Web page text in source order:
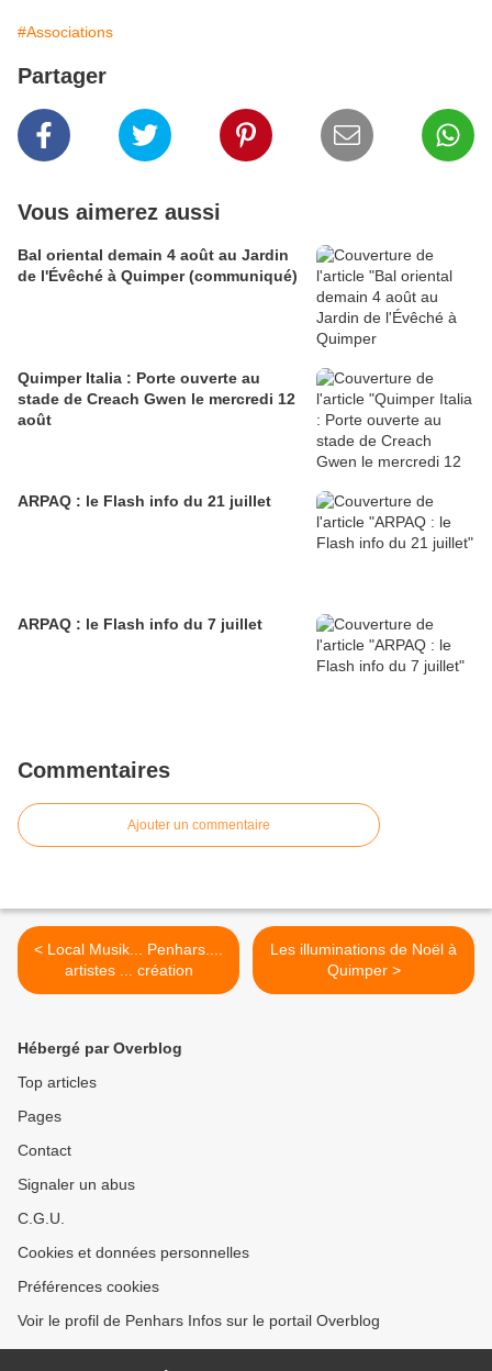
#Associations
Partager
Vous aimerez aussi
Bal oriental demain 4 août au Jardin
de l'Évêché à Quimper (communiqué)
Quimper Italia : Porte ouverte au
stade de Creach Gwen le mercredi 12
août
ARPAQ : le Flash info du 21 juillet
ARPAQ : le Flash info du 7 juillet
Commentaires
Ajouter un commentaire
< Local Musik... Penhars....
artistes ... création
Les illuminations de Noël à
Quimper >
Hébergé par Overblog
Top articles
Pages
Contact
Signaler un abus
C.G.U.
Cookies et données personnelles
Préférences cookies
Voir le profil de Penhars Infos sur le portail Overblog